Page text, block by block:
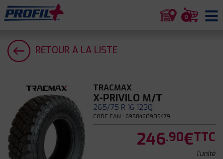
0
RETOUR À LA LISTE
TRACMAX
X-PRIVILO M/T
265/75 R 16 123Q
CODE EAN : 6958460905479
246.90€TTC
l'unité